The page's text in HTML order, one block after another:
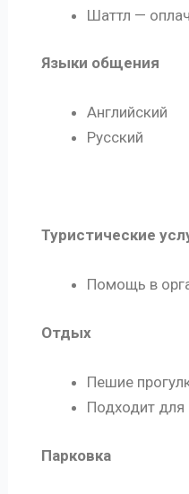
Шаттл —
Языки общения
Английский
Русский
Туристические
Помощь в
Отдых
Пешие
Подходит для
Парковка